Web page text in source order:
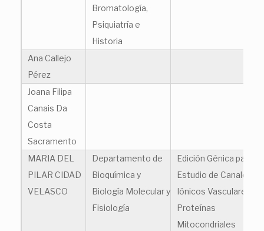
Bromatología,
Psiquiatría e
Historia
Ana Callejo
Pérez
Joana Filipa
Canais Da
Costa
Sacramento
MARIA DEL
PILAR CIDAD
VELASCO
Departamento de
Bioquímica y
Biología Molecular y
Fisiología
Edición Génica para el
Estudio de Canales
Iónicos Vasculares y
Proteínas
Mitocondriales